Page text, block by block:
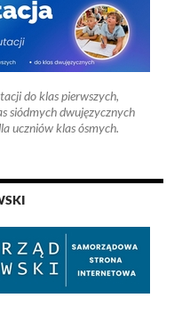
do klas pierwszych,
siódmych dwujęzycznych
uczniów klas ósmych.